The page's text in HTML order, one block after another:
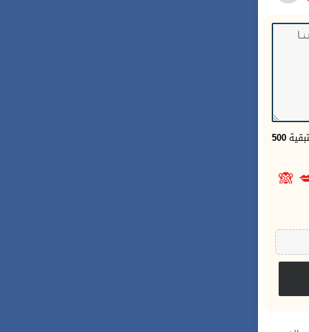
500
🙈